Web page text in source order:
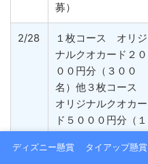
募）
2/28
１枚コース オリジ
ナルクオカード２０
００円分（３００
名）他３枚コース
オリジナルクオカー
ド５０００円分（１
ス オリジナルクオ
ディズニー懸賞 タイアップ懸賞